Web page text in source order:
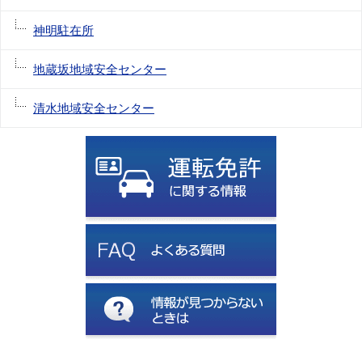
神明駐在所
地蔵坂地域安全センター
清水地域安全センター